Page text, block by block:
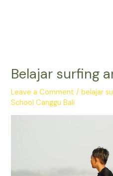
Belajar surfing
Leave a Comment /belajar
School Canggu Bali